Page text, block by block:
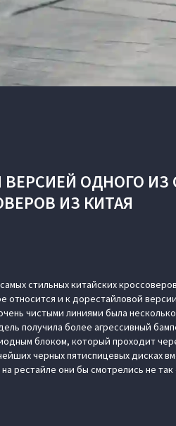
ОДНОГО ИЗ
ИЗ КИТАЯ
стильных китайских
относится и к дорестайловой
чистыми линиями была
получила более агрессивный
блоком, который проходит
черных пятиспицевых дисках
рестайле они бы смотрелись не